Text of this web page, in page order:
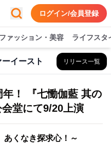
ログイン/会員登録
ファッション・美容 ライフスタ
イースト リリース一覧
！ 『七慟伽藍 其の
堂にて9/20上演
あくなき探求心！～